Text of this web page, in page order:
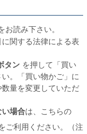
お読み下さい。
に関する法律による表
タン を押して「買い
。「買い物かご」に
量を変更していただ
い場合は、こちらの
ご利用ください。（注